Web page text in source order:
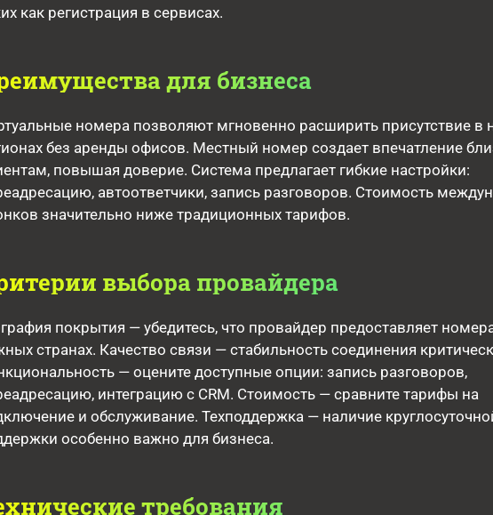
как регистрация в сервисах.
для бизнеса
номера позволяют мгновенно расширить присутствие в
без аренды офисов. Местный номер создает впечатление
повышая доверие. Система предлагает гибкие настройки:
автоответчики, запись разговоров. Стоимость
значительно ниже традиционных тарифов.
выбора провайдера
покрытия — убедитесь, что провайдер предоставляет
странах. Качество связи — стабильность соединения
— оцените доступные опции: запись разговоров,
интеграцию с CRM. Стоимость — сравните тарифы на
и обслуживание. Техподдержка — наличие
особенно важно для бизнеса.
требования